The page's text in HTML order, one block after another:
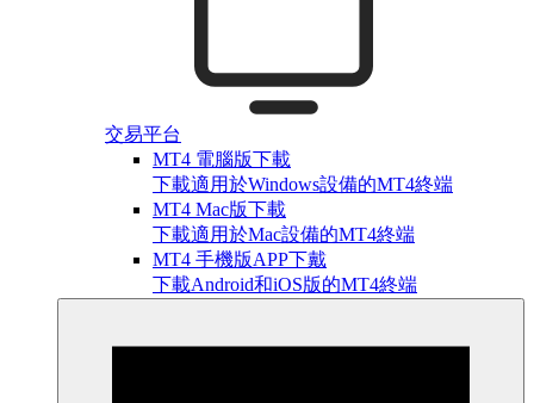
交易平台
MT4 電腦版下載
下載適用於Windows設備的MT4終端
MT4 Mac版下載
下載適用於Mac設備的MT4終端
MT4 手機版APP下戴
下載Android和iOS版的MT4終端